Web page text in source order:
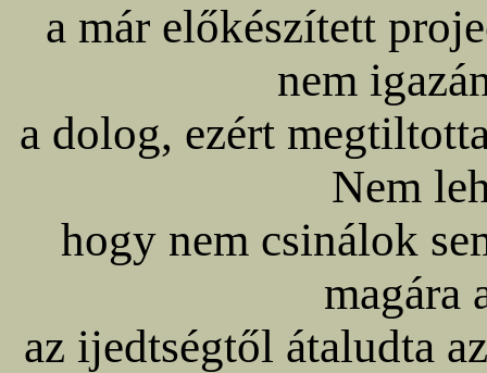
a már előkészített
nem
a dolog, ezért
Nem
hogy nem csinálok
magára
az ijedtségtől átaludta